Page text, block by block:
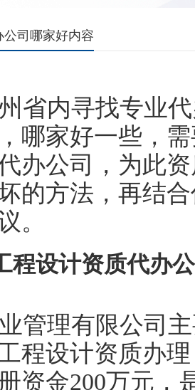
司哪家好内容
省内寻找专业
哪家好一些，
办公司，为此
的方法，再结
。
设计资质代办
管理有限公司
程设计资质办
资金200万元